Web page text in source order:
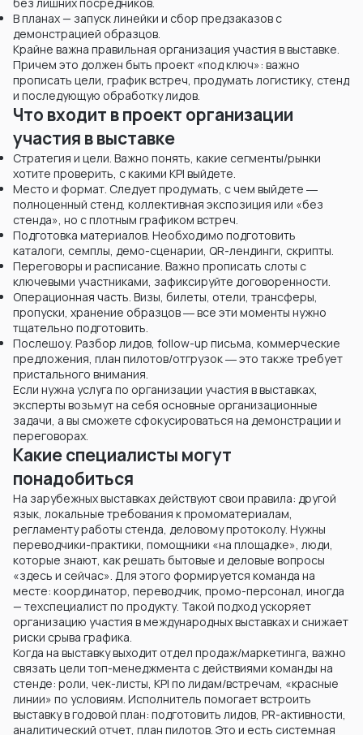
В планах — запуск линейки и сбор предзаказов с
демонстрацией образцов.
Крайне важна правильная организация участия в выставке.
Причем это должен быть проект «под ключ»: важно
прописать цели, график встреч, продумать логистику, стенд
и последующую обработку лидов.
Что входит в проект организации
участия в выставке
Стратегия и цели. Важно понять, какие сегменты/рынки
хотите проверить, с какими KPI выйдете.
Место и формат. Следует продумать, с чем выйдете ―
полноценный стенд, коллективная экспозиция или «без
стенда», но с плотным графиком встреч.
Подготовка материалов. Необходимо подготовить
каталоги, семплы, демо-сценарии, QR-лендинги, скрипты.
Переговоры и расписание. Важно прописать слоты с
ключевыми участниками, зафиксируйте договоренности.
Операционная часть. Визы, билеты, отели, трансферы,
пропуски, хранение образцов ― все эти моменты нужно
тщательно подготовить.
Послешоу. Разбор лидов, follow-up письма, коммерческие
предложения, план пилотов/отгрузок ― это также требует
пристального внимания.
Если нужна услуга по организации участия в выставках,
эксперты возьмут на себя основные организационные
задачи, а вы сможете сфокусироваться на демонстрации и
переговорах.
Какие специалисты могут
понадобиться
На зарубежных выставках действуют свои правила: другой
язык, локальные требования к промоматериалам,
регламенту работы стенда, деловому протоколу. Нужны
переводчики-практики, помощники «на площадке», люди,
которые знают, как решать бытовые и деловые вопросы
«здесь и сейчас». Для этого формируется команда на
месте: координатор, переводчик, промо-персонал, иногда
— техспециалист по продукту. Такой подход ускоряет
организацию участия в международных выставках и снижает
риски срыва графика.
Когда на выставку выходит отдел продаж/маркетинга, важно
связать цели топ-менеджмента с действиями команды на
стенде: роли, чек-листы, KPI по лидам/встречам, «красные
линии» по условиям. Исполнитель помогает встроить
выставку в годовой план: подготовить лидов, PR-активности,
аналитический отчет, план пилотов. Это и есть системная